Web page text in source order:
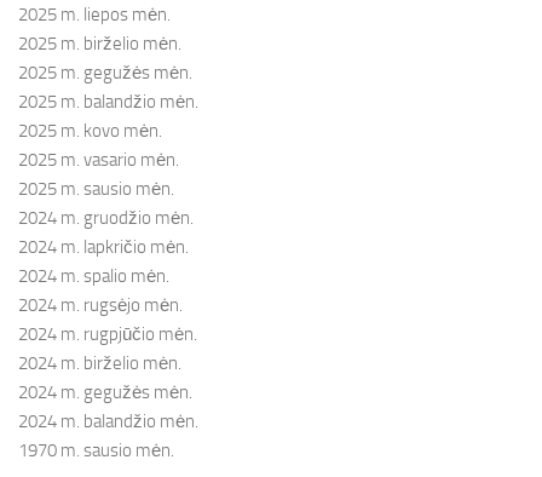
2025 m. liepos mėn.
2025 m. birželio mėn.
2025 m. gegužės mėn.
2025 m. balandžio mėn.
2025 m. kovo mėn.
2025 m. vasario mėn.
2025 m. sausio mėn.
2024 m. gruodžio mėn.
2024 m. lapkričio mėn.
2024 m. spalio mėn.
2024 m. rugsėjo mėn.
2024 m. rugpjūčio mėn.
2024 m. birželio mėn.
2024 m. gegužės mėn.
2024 m. balandžio mėn.
1970 m. sausio mėn.